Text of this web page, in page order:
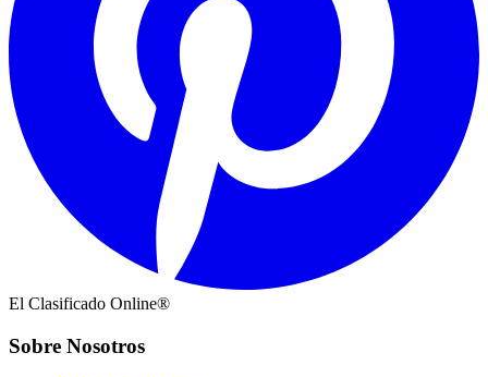
El Clasificado Online®
Sobre Nosotros